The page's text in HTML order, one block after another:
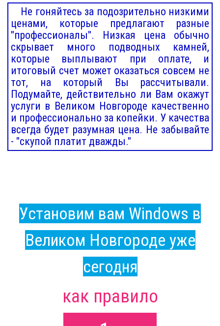
Не гоняйтесь за подозрительно низкими
ценами, которые предлагают разные
"профессионалы". Низкая цена обычно
скрывает много подводных камней,
которые выплывают при оплате, и
итоговый счет может оказаться совсем не
тот, на который Вы рассчитывали.
Подумайте, действительно ли Вам окажут
услуги в Великом Новгороде качественно
и профессионально за копейки. У качества
всегда будет разумная цена. Не забывайте
- "скупой платит дважды."
Установим вам Windows в
Великом Новгороде уже
сегодня
как правило